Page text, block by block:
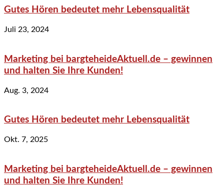
Gutes Hören bedeutet mehr Lebensqualität
Juli 23, 2024
Marketing bei bargteheideAktuell.de – gewinnen
und halten Sie Ihre Kunden!
Aug. 3, 2024
Gutes Hören bedeutet mehr Lebensqualität
Okt. 7, 2025
Marketing bei bargteheideAktuell.de – gewinnen
und halten Sie Ihre Kunden!